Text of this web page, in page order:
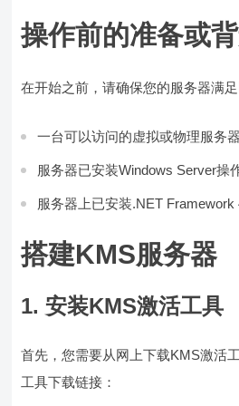
操作前的准备或
在开始之前，请确保您的服务器满足
一台可以访问的虚拟或物理服务器
服务器已安装Windows Server操
服务器上已安装.NET Framework
搭建KMS服务器
1. 安装KMS激活工具
首先，您需要从网上下载KMS激活
工具下载链接：